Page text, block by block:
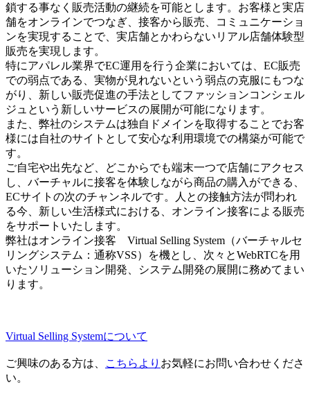
鎖する事なく販売活動の継続を可能とします。お客様と実店
舗をオンラインでつなぎ、接客から販売、コミュニケーショ
ンを実現することで、実店舗とかわらないリアル店舗体験型
販売を実現します。
特にアパレル業界でEC運用を行う企業においては、EC販売
での弱点である、実物が見れないという弱点の克服にもつな
がり、新しい販売促進の手法としてファッションコンシェル
ジュという新しいサービスの展開が可能になります。
また、弊社のシステムは独自ドメインを取得することでお客
様には自社のサイトとして安心な利用環境での構築が可能で
す。
ご自宅や出先など、どこからでも端末一つで店舗にアクセス
し、バーチャルに接客を体験しながら商品の購入ができる、
ECサイトの次のチャンネルです。人との接触方法が問われ
る今、新しい生活様式における、オンライン接客による販売
をサポートいたします。
弊社はオンライン接客 Virtual Selling System（バーチャルセ
リングシステム：通称VSS）を機とし、次々とWebRTCを用
いたソリューション開発、システム開発の展開に務めてまい
ります。
Virtual Selling Systemについて
ご興味のある方は、 こちらより お気軽にお問い合わせくださ
い。